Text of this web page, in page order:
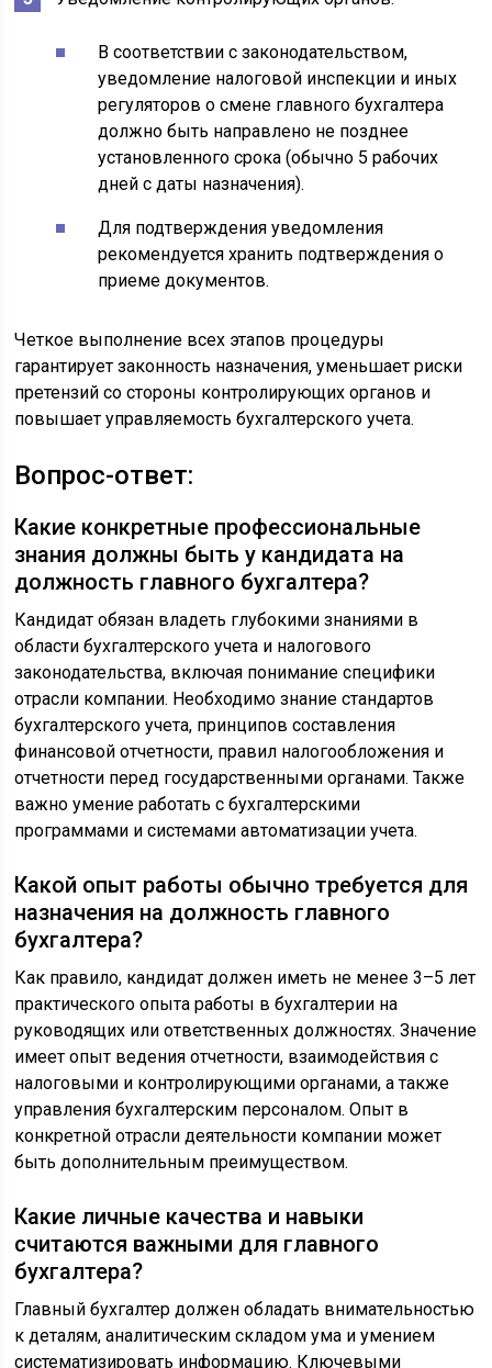
В соответствии с законодательством,
уведомление налоговой инспекции и иных
регуляторов о смене главного бухгалтера
должно быть направлено не позднее
установленного срока (обычно 5 рабочих
дней с даты назначения).
Для подтверждения уведомления
рекомендуется хранить подтверждения о
приеме документов.
Четкое выполнение всех этапов процедуры
гарантирует законность назначения, уменьшает риски
претензий со стороны контролирующих органов и
повышает управляемость бухгалтерского учета.
Вопрос-ответ:
Какие конкретные профессиональные
знания должны быть у кандидата на
должность главного бухгалтера?
Кандидат обязан владеть глубокими знаниями в
области бухгалтерского учета и налогового
законодательства, включая понимание специфики
отрасли компании. Необходимо знание стандартов
бухгалтерского учета, принципов составления
финансовой отчетности, правил налогообложения и
отчетности перед государственными органами. Также
важно умение работать с бухгалтерскими
программами и системами автоматизации учета.
Какой опыт работы обычно требуется для
назначения на должность главного
бухгалтера?
Как правило, кандидат должен иметь не менее 3–5 лет
практического опыта работы в бухгалтерии на
руководящих или ответственных должностях. Значение
имеет опыт ведения отчетности, взаимодействия с
налоговыми и контролирующими органами, а также
управления бухгалтерским персоналом. Опыт в
конкретной отрасли деятельности компании может
быть дополнительным преимуществом.
Какие личные качества и навыки
считаются важными для главного
бухгалтера?
Главный бухгалтер должен обладать внимательностью
к деталям, аналитическим складом ума и умением
систематизировать информацию. Ключевыми